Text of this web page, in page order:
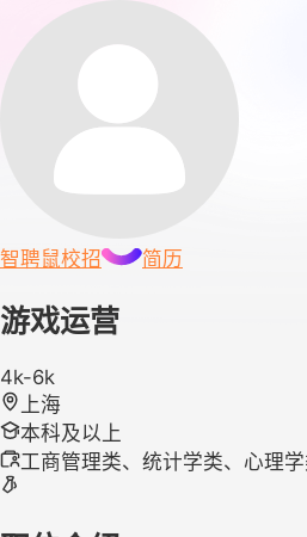
智聘鼠校招 简历
游戏运营
4k-6k
上海
本科及以上
工商管理类、统计学类、心理